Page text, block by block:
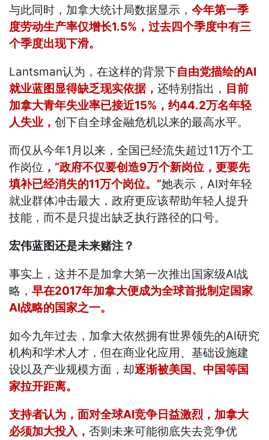
与此同时，加拿大统计局数据显示，今年第一季
度劳动生产率仅增长1.5%，过去四个季度中有三
个季度出现下滑。
Lantsman认为，在这样的背景下自由党描绘的AI
就业蓝图显得缺乏现实依据，还特别指出， 目前
加拿大青年失业率已接近15%，约44.2万名年轻
人失业，创下自全球金融危机以来的最高水平。
而仅从今年1月以来，全国已经流失超过11万个工
作岗位 ，“政府不仅要创造9万个新岗位，更要先
填补已经消失的11万个岗位。”她表示，AI对年轻
就业群体冲击最大，政府更应该帮助年轻人提升
技能，而不是只提出缺乏执行路径的口号。
宏伟蓝图还是未来赌注？
事实上，这并不是加拿大第一次推出国家级AI战
略，早在2017年加拿大便成为全球首批制定国家
AI战略的国家之一。
如今九年过去，加拿大依然拥有世界领先的AI研究
机构和学术人才，但在商业化应用、基础设施建
设以及产业规模方面，却逐渐被美国、中国等国
家拉开距离。
支持者认为，面对全球AI竞争日益激烈，加拿大
必须加大投入，否则未来可能彻底失去竞争优